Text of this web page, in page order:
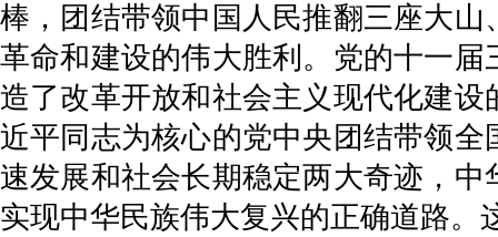
棒，团结带领中国人民推翻三座大
革命和建设的伟大胜利。党的十一
造了改革开放和社会主义现代化建
近平同志为核心的党中央团结带领
速发展和社会长期稳定两大奇迹，
实现中华民族伟大复兴的正确道路